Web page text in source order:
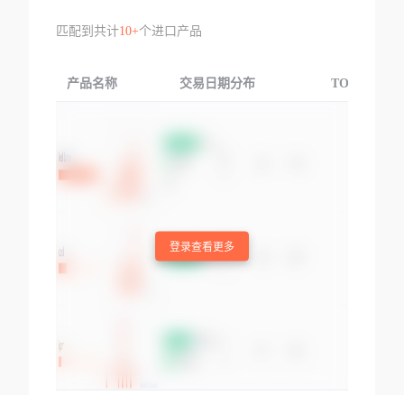
匹配到共计10+个进口产品
产品名称 交易日期分布 TOP3交易国
登录查看更多